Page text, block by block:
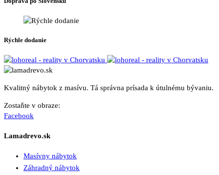
Rýchle dodanie
Kvalitný nábytok z masívu. Tá správna prísada k útulnému bývaniu.
Zostaňte v obraze:
Facebook
Lamadrevo.sk
Masívny nábytok
Záhradný nábytok